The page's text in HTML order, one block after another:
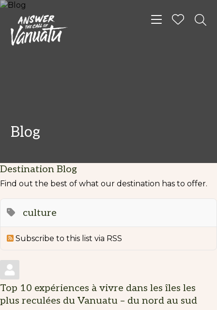
Toggle
Blog
Destination Blog
Find out the best of what our destination has to offer.
culture
Subscribe to this list via RSS
Top 10 expériences à vivre dans les îles les
plus reculées du Vanuatu – du nord au sud